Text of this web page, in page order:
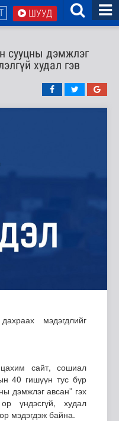
ШУУД
сууцны дэмжлэг
худал гэв
мэдэгдлийг
сайт, сошиал
40 гишүүн тус бүр
дэмжлэг авсан” гэх
үндэсгүй, худал
мэдэгдэж байна.